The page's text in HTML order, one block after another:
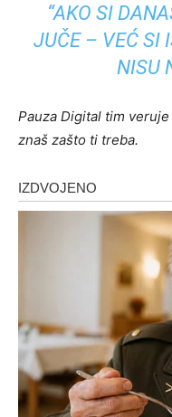
“AKO SI
JUČE – VEĆ SI
NISU
Pauza Digital tim
znaš zašto ti treba.